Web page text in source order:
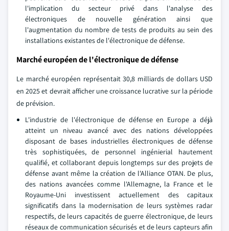
l'implication du secteur privé dans l'analyse des
électroniques de nouvelle génération ainsi que
l'augmentation du nombre de tests de produits au sein des
installations existantes de l'électronique de défense.
Marché européen de l'électronique de défense
Le marché européen représentait 30,8 milliards de dollars USD
en 2025 et devrait afficher une croissance lucrative sur la période
de prévision.
L'industrie de l'électronique de défense en Europe a déjà
atteint un niveau avancé avec des nations développées
disposant de bases industrielles électroniques de défense
très sophistiquées, de personnel ingénierial hautement
qualifié, et collaborant depuis longtemps sur des projets de
défense avant même la création de l'Alliance OTAN. De plus,
des nations avancées comme l'Allemagne, la France et le
Royaume-Uni investissent actuellement des capitaux
significatifs dans la modernisation de leurs systèmes radar
respectifs, de leurs capacités de guerre électronique, de leurs
réseaux de communication sécurisés et de leurs capteurs afin